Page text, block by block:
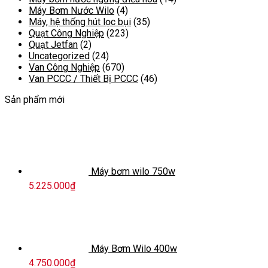
Máy Bơm Nước Wilo (4)
Máy, hệ thống hút lọc bụi (35)
Quạt Công Nghiệp (223)
Quạt Jetfan (2)
Uncategorized (24)
Van Công Nghiệp (670)
Van PCCC / Thiết Bị PCCC (46)
Sản phẩm mới
Máy bơm wilo 750w
5.225.000₫
Máy Bơm Wilo 400w
4.750.000₫